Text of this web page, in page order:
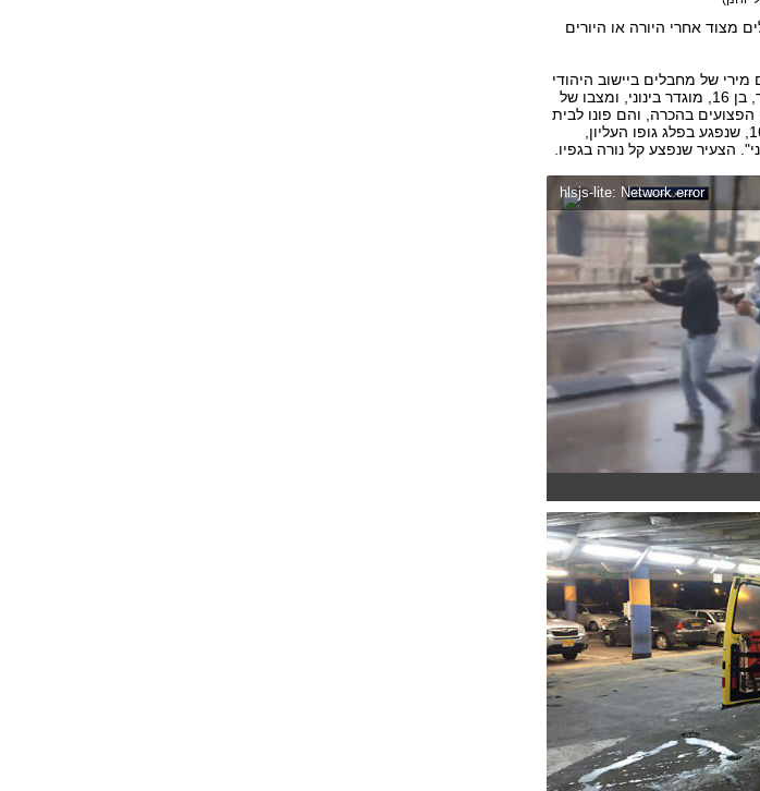
מצוד אחרי היורה או היורים
של מחבלים ביישוב היהודי
בחברון, קרוב למערת המכפלה. מצבו של פצוע אחד, בן 16, מוגדר בינוני, ומצבו של
כי שני הפצועים בהכרה, והם פונו לבית
החולים שערי צדק בירושלים. מצבו של הנער בן ה-16, שנפגע בפלג גופו העליון,
הצעיר שנפצע קל נורה בגפיו.
hlsjs-lite: Network error